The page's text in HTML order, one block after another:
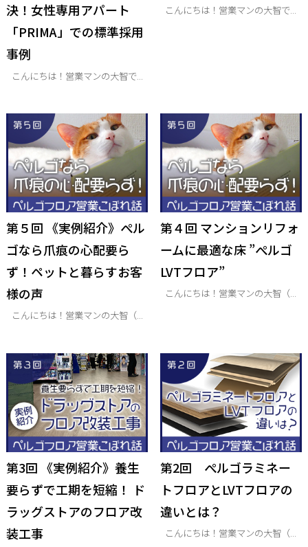
決！女性専用アパート
「PRIMA」での標準採用
事例
こんにちは！営業マンの大智で...
こんにちは！営業マンの大智で...
第５回 《実例紹介》ぺル
ゴなら爪痕の心配要ら
ず！ペットと暮らすお客
様の声
こんにちは！営業マンの大智（...
第４回 マンションリフォ
ームに最適な床 ”ぺルゴ
LVTフロア”
こんにちは！営業マンの大智（...
第3回 《実例紹介》養生
要らずで工期を短縮！ ド
ラッグストアのフロア改
装工事
第2回 ぺルゴラミネー
トフロアとLVTフロアの
違いとは？
こんにちは！営業マンの大智（...